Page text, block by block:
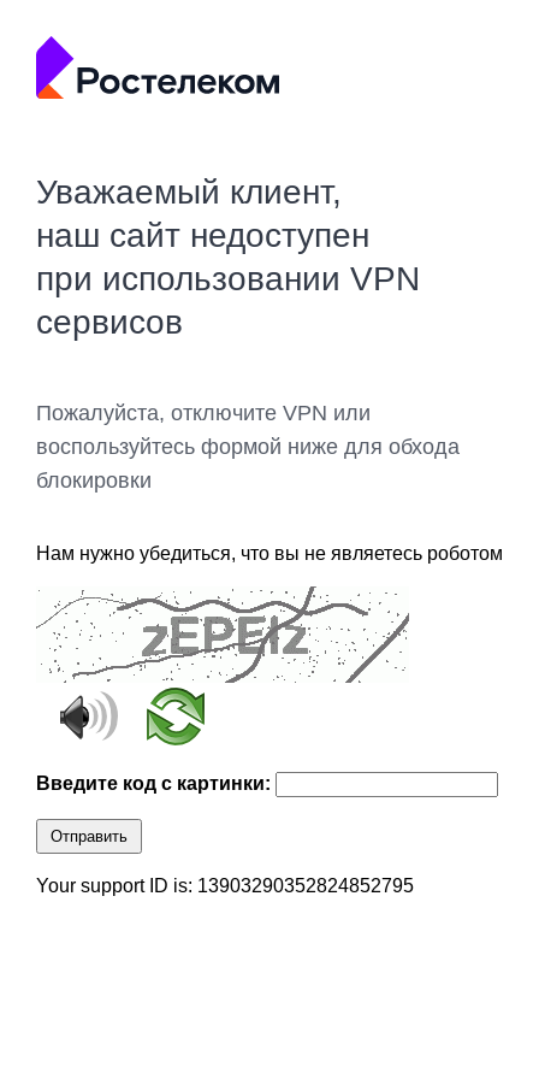
Уважаемый клиент,
наш сайт недоступен
при использовании VPN
сервисов
Пожалуйста, отключите VPN или
воспользуйтесь формой ниже для обхода
блокировки
Нам нужно убедиться, что вы не являетесь роботом
Введите код с картинки:
Отправить
Your support ID is: 13903290352824852795